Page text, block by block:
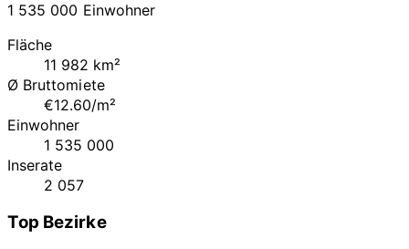
1 535 000 Einwohner
Fläche
11 982 km²
Ø Bruttomiete
€12.60/m²
Einwohner
1 535 000
Inserate
2 057
Top Bezirke